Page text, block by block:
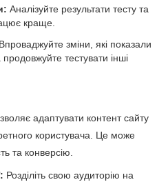
Аналізуйте результати тесту та
краще.
Впроваджуйте зміни, які показали
тестувати інші
адаптувати контент сайту
користувача. Це може
та конверсію.
Розділіть свою аудиторію на